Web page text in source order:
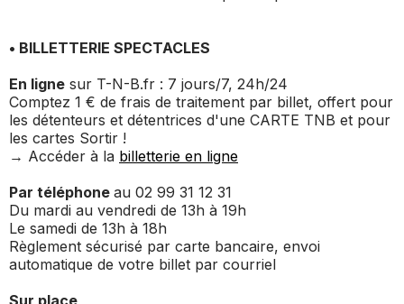
• BILLETTERIE SPECTACLES
En ligne sur T-N-B.fr : 7 jours/7, 24h/24
Comptez 1 € de frais de traitement par billet, offert pour
les détenteurs et détentrices d'une CARTE TNB et pour
les cartes Sortir !
→ Accéder à la billetterie en ligne
Par téléphone au 02 99 31 12 31
Du mardi au vendredi de 13h à 19h
Le samedi de 13h à 18h
Règlement sécurisé par carte bancaire, envoi
automatique de votre billet par courriel